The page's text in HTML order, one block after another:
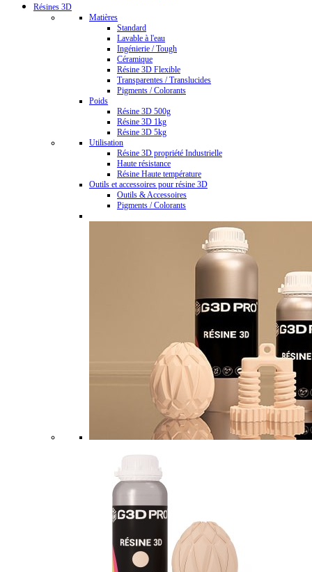
Résines 3D
Matières
Standard
Lavable à l'eau
Ingénierie / Tough
Céramique
Résine 3D Flexible
Transparentes / Translucides
Pigments / Colorants
Poids
Résine 3D 500g
Résine 3D 1kg
Résine 3D 5kg
Utilisation
Résine 3D propriété Industrielle
Haute résistance
Résine Haute température
Outils et accessoires pour résine 3D
Outils & Accessoires
Pigments / Colorants